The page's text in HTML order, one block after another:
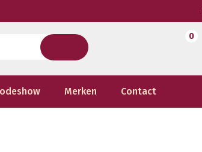
0
Merken Contact